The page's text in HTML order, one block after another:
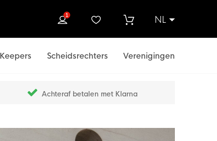
NL
1
Keepers Scheidsrechters Verenigingen
Achteraf betalen met Klarna